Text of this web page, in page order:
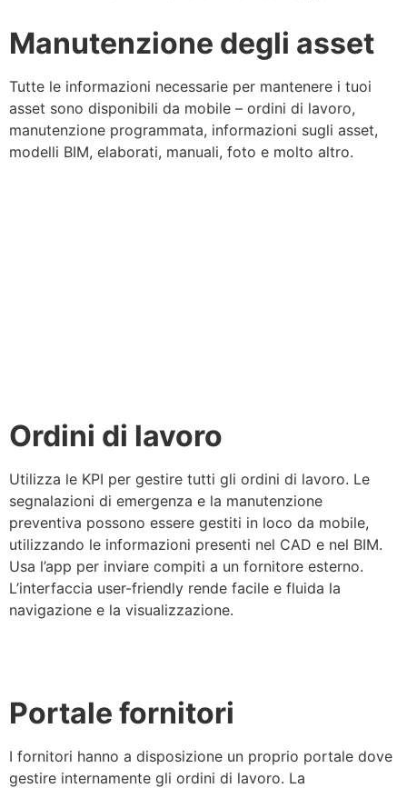
Manutenzione degli asset
Tutte le informazioni necessarie per mantenere i tuoi
asset sono disponibili da mobile – ordini di lavoro,
manutenzione programmata, informazioni sugli asset,
modelli BIM, elaborati, manuali, foto e molto altro.
Ordini di lavoro
Utilizza le KPI per gestire tutti gli ordini di lavoro. Le
segnalazioni di emergenza e la manutenzione
preventiva possono essere gestiti in loco da mobile,
utilizzando le informazioni presenti nel CAD e nel BIM.
Usa l’app per inviare compiti a un fornitore esterno.
L’interfaccia user-friendly rende facile e fluida la
navigazione e la visualizzazione.
Portale fornitori
I fornitori hanno a disposizione un proprio portale dove
gestire internamente gli ordini di lavoro. La